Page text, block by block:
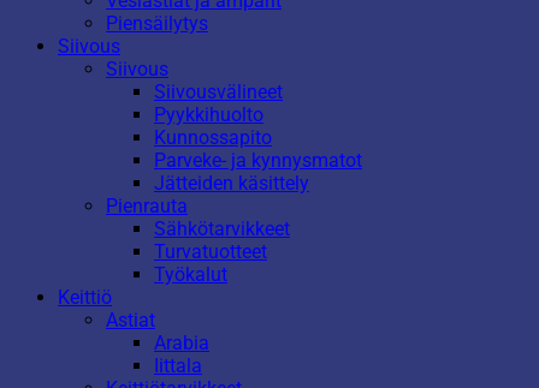
Piensäilytys
Siivous
Siivous
Siivousvälineet
Pyykkihuolto
Kunnossapito
Parveke- ja kynnysmatot
Jätteiden käsittely
Pienrauta
Sähkötarvikkeet
Turvatuotteet
Työkalut
Keittiö
Astiat
Arabia
Iittala